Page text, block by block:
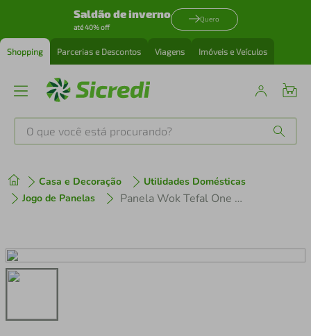
Saldão de inverno
até 40% off
Quero
Shopping Parcerias e Descontos Viagens Imóveis e Veículos
O que você está procurando?
Casa e Decoração
Utilidades Domésticas
Jogo de Panelas
Panela Wok Tefal One Pick Pot 22cm Alumínio Antiaderente Indução Tampa Vidro Verde
1º tenis
3º